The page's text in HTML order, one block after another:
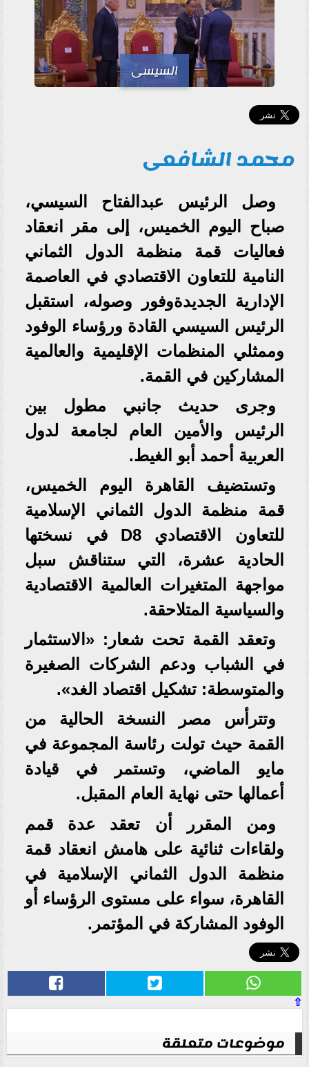
السيسى
محمد الشافعى
وصل الرئيس عبدالفتاح السيسي،
صباح اليوم الخميس، إلى مقر انعقاد
فعاليات قمة منظمة الدول الثماني
النامية للتعاون الاقتصادي في العاصمة
الإدارية الجديدةوفور وصوله، استقبل
الرئيس السيسي القادة ورؤساء الوفود
وممثلي المنظمات الإقليمية والعالمية
المشاركين في القمة.
وجرى حديث جانبي مطول بين
الرئيس والأمين العام لجامعة لدول
العربية أحمد أبو الغيط.
وتستضيف القاهرة اليوم الخميس،
قمة منظمة الدول الثماني الإسلامية
للتعاون الاقتصادي D8 في نسختها
الحادية عشرة، التي ستناقش سبل
مواجهة المتغيرات العالمية الاقتصادية
والسياسية المتلاحقة.
وتعقد القمة تحت شعار: «الاستثمار
في الشباب ودعم الشركات الصغيرة
والمتوسطة: تشكيل اقتصاد الغد».
وتترأس مصر النسخة الحالية من
القمة حيث تولت رئاسة المجموعة في
مايو الماضي، وتستمر في قيادة
أعمالها حتى نهاية العام المقبل.
ومن المقرر أن تعقد عدة قمم
ولقاءات ثنائية على هامش انعقاد قمة
منظمة الدول الثماني الإسلامية في
القاهرة، سواء على مستوى الرؤساء أو
الوفود المشاركة في المؤتمر.
⇧
موضوعات متعلقة